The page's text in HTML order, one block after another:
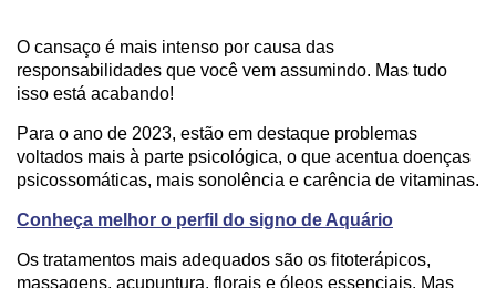
O cansaço é mais intenso por causa das
responsabilidades que você vem assumindo. Mas tudo
isso está acabando!
Para o ano de 2023, estão em destaque problemas
voltados mais à parte psicológica, o que acentua doenças
psicossomáticas, mais sonolência e carência de vitaminas.
Conheça melhor o perfil do signo de Aquário
Os tratamentos mais adequados são os fitoterápicos,
massagens, acupuntura, florais e óleos essenciais. Mas